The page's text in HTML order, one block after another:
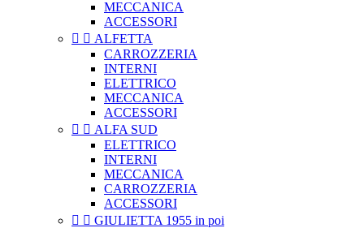
MECCANICA
ACCESSORI
  ALFETTA
CARROZZERIA
INTERNI
ELETTRICO
MECCANICA
ACCESSORI
  ALFA SUD
ELETTRICO
INTERNI
MECCANICA
CARROZZERIA
ACCESSORI
  GIULIETTA 1955 in poi